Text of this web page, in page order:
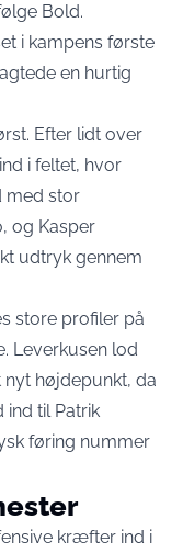
Bold.
i kampens første
en hurtig
Efter lidt over
i feltet, hvor
med stor
og Kasper
udtryk gennem
store profiler på
Leverkusen lod
nyt højdepunkt, da
til Patrik
føring nummer
kræfter ind i